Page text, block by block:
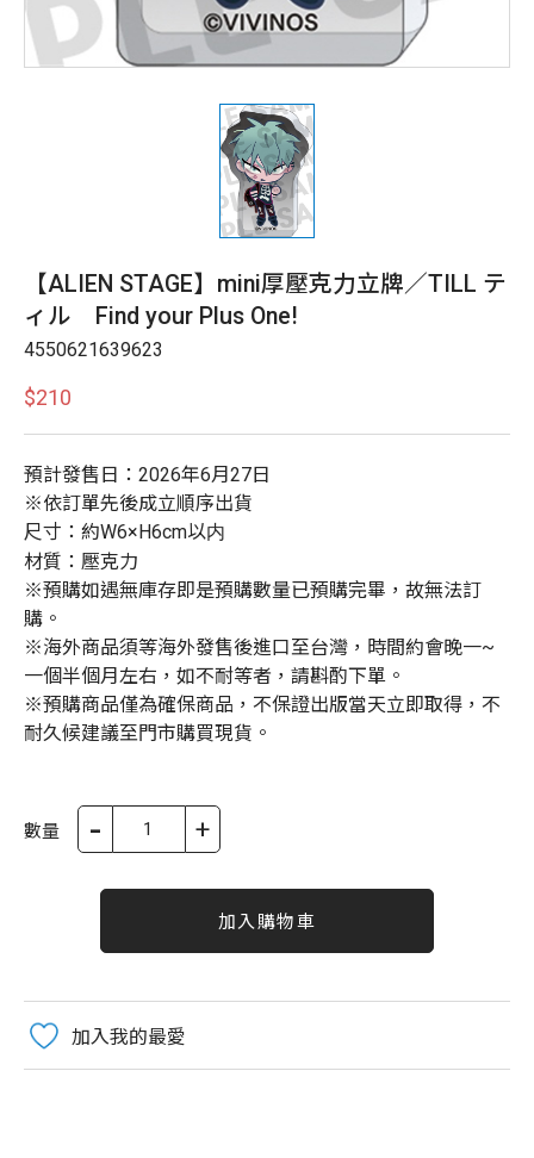
【ALIEN STAGE】mini厚壓克力立牌／TILL テ
ィル Find your Plus One!
4550621639623
$210
預計發售日：2026年6月27日
※依訂單先後成立順序出貨
尺寸：約W6×H6cm以内
材質：壓克力
※預購如遇無庫存即是預購數量已預購完畢，故無法訂
購。
※海外商品須等海外發售後進口至台灣，時間約會晚一~
一個半個月左右，如不耐等者，請斟酌下單。
※預購商品僅為確保商品，不保證出版當天立即取得，不
耐久候建議至門市購買現貨。
數量 - +
加入購物車
加入我的最愛